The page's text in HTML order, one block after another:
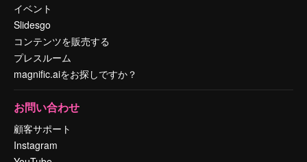
イベント
Slidesgo
コンテンツを販売する
プレスルーム
magnific.aiをお探しですか？
お問い合わせ
顧客サポート
Instagram